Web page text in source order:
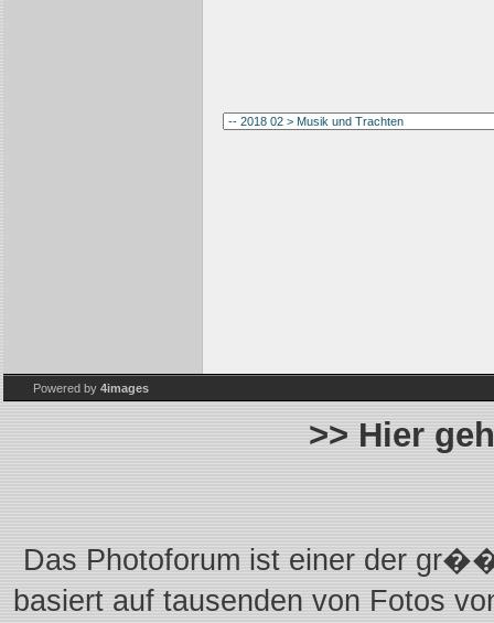
Powered by 4images
>> Hier
Das Photoforum ist einer der
basiert auf tausenden von Fotos